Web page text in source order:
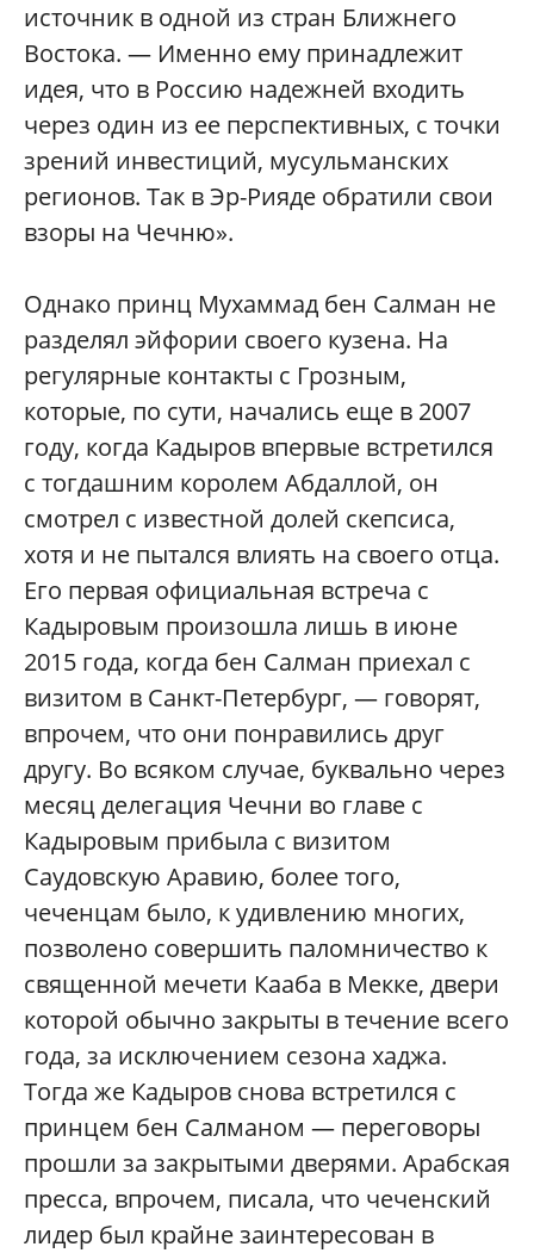
источник в одной из стран Ближнего
Востока. — Именно ему принадлежит
идея, что в Россию надежней входить
через один из ее перспективных, с точки
зрений инвестиций, мусульманских
регионов. Так в Эр-Рияде обратили свои
взоры на Чечню».
Однако принц Мухаммад бен Салман не
разделял эйфории своего кузена. На
регулярные контакты с Грозным,
которые, по сути, начались еще в 2007
году, когда Кадыров впервые встретился
с тогдашним королем Абдаллой, он
смотрел с известной долей скепсиса,
хотя и не пытался влиять на своего отца.
Его первая официальная встреча с
Кадыровым произошла лишь в июне
2015 года, когда бен Салман приехал с
визитом в Санкт-Петербург, — говорят,
впрочем, что они понравились друг
другу. Во всяком случае, буквально через
месяц делегация Чечни во главе с
Кадыровым прибыла с визитом
Саудовскую Аравию, более того,
чеченцам было, к удивлению многих,
позволено совершить паломничество к
священной мечети Кааба в Мекке, двери
которой обычно закрыты в течение всего
года, за исключением сезона хаджа.
Тогда же Кадыров снова встретился с
принцем бен Салманом — переговоры
прошли за закрытыми дверями. Арабская
пресса, впрочем, писала, что чеченский
лидер был крайне заинтересован в